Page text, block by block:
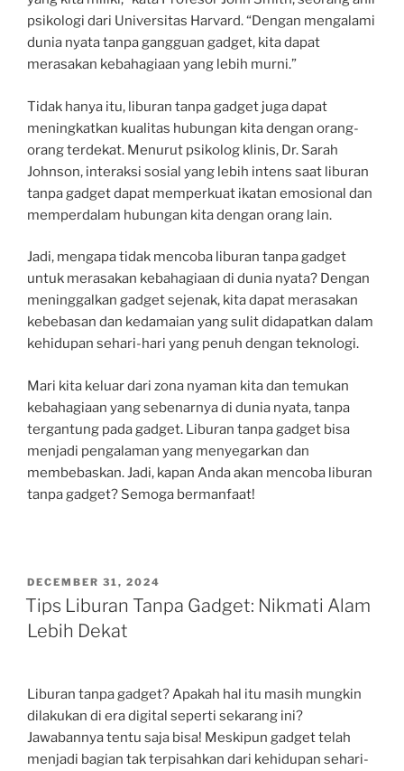
psikologi dari Universitas Harvard. “Dengan mengalami
dunia nyata tanpa gangguan gadget, kita dapat
merasakan kebahagiaan yang lebih murni.”
Tidak hanya itu, liburan tanpa gadget juga dapat
meningkatkan kualitas hubungan kita dengan orang-
orang terdekat. Menurut psikolog klinis, Dr. Sarah
Johnson, interaksi sosial yang lebih intens saat liburan
tanpa gadget dapat memperkuat ikatan emosional dan
memperdalam hubungan kita dengan orang lain.
Jadi, mengapa tidak mencoba liburan tanpa gadget
untuk merasakan kebahagiaan di dunia nyata? Dengan
meninggalkan gadget sejenak, kita dapat merasakan
kebebasan dan kedamaian yang sulit didapatkan dalam
kehidupan sehari-hari yang penuh dengan teknologi.
Mari kita keluar dari zona nyaman kita dan temukan
kebahagiaan yang sebenarnya di dunia nyata, tanpa
tergantung pada gadget. Liburan tanpa gadget bisa
menjadi pengalaman yang menyegarkan dan
membebaskan. Jadi, kapan Anda akan mencoba liburan
tanpa gadget? Semoga bermanfaat!
POSTED
ON
DECEMBER 31, 2024
Tips Liburan Tanpa Gadget: Nikmati Alam
Lebih Dekat
Liburan tanpa gadget? Apakah hal itu masih mungkin
dilakukan di era digital seperti sekarang ini?
Jawabannya tentu saja bisa! Meskipun gadget telah
menjadi bagian tak terpisahkan dari kehidupan sehari-